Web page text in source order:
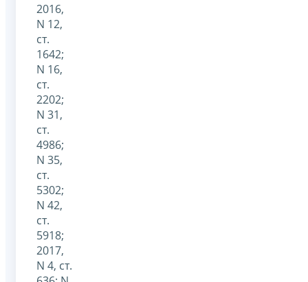
2016,
N 12,
ст.
1642;
N 16,
ст.
2202;
N 31,
ст.
4986;
N 35,
ст.
5302;
N 42,
ст.
5918;
2017,
N 4, ст.